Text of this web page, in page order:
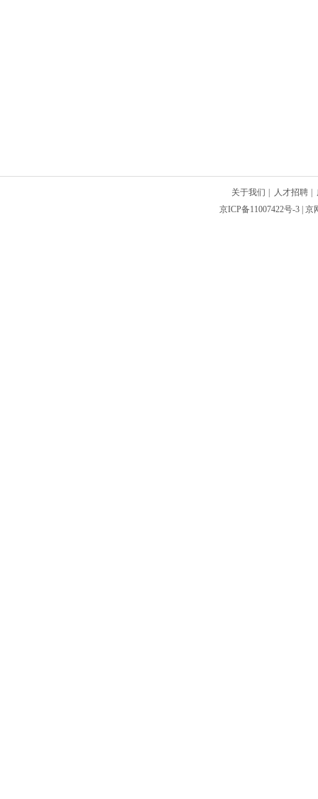
关于我们 人才招聘
京ICP备11007422号-3 |